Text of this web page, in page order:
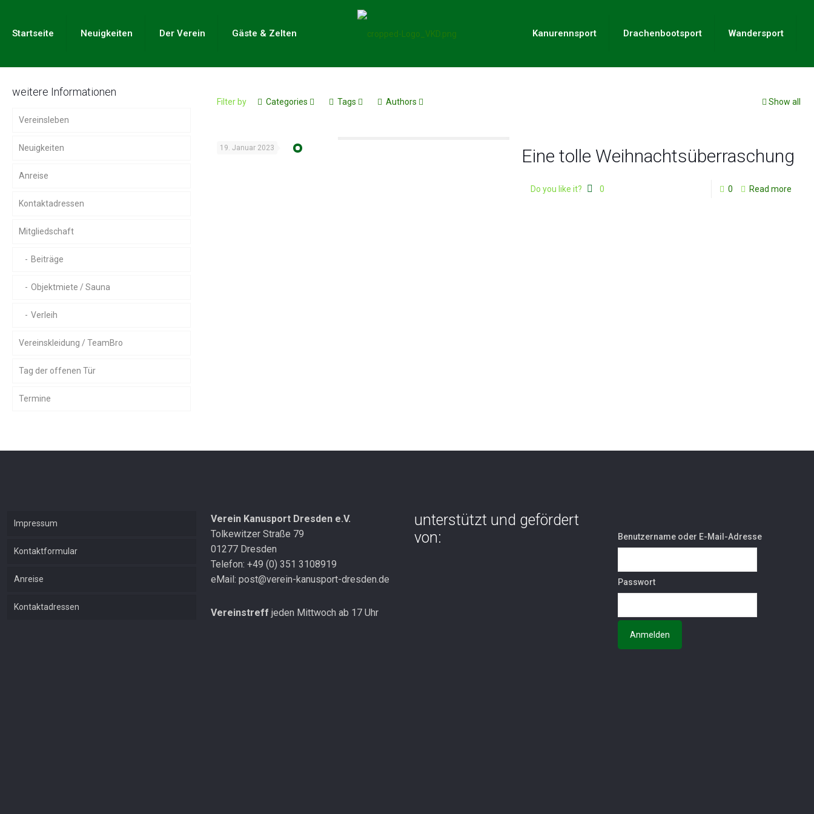
Startseite Neuigkeiten Der Verein Gäste & Zelten Kanurennsport Drachenbootsport Wandersport
Filter by Categories Tags Authors Show all
19. Januar 2023 Eine tolle Weihnachtsüberraschung
Do you like it? 0 0 Read more
weitere Informationen
Vereinsleben
Neuigkeiten
Anreise
Kontaktadressen
Mitgliedschaft
Beiträge
Objektmiete / Sauna
Verleih
Vereinskleidung / TeamBro
Tag der offenen Tür
Termine
Impressum
Kontaktformular
Anreise
Kontaktadressen
Verein Kanusport Dresden e.V.
Tolkewitzer Straße 79
01277 Dresden
Telefon: +49 (0) 351 3108919
eMail: post@verein-kanusport-dresden.de
Vereinstreff jeden Mittwoch ab 17 Uhr
unterstützt und gefördert
von:
Benutzername oder E-Mail-Adresse
Passwort